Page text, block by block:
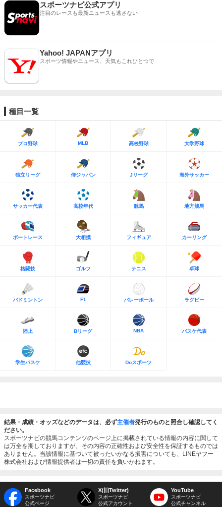
スポーツナビ公式アプリ
注目のレースも最新ニュースも逃さない
Yahoo! JAPANアプリ
スポーツ情報やニュース、天気もこれひとつで
種目一覧
プロ野球 MLB 高校野球 大学野球
独立リーグ 侍ジャパン Jリーグ 海外サッカー
サッカー代表 高校年代 競馬 地方競馬
ボートレース 大相撲 フィギュア カーリング
格闘技 ゴルフ テニス 卓球
バドミントン F1 バレーボール ラグビー
陸上 Bリーグ NBA バスケ代表
学生バスケ 他競技 Doスポーツ
結果・成績・オッズなどのデータは、必ず主催者発行のものと照合し確認してく
ださい。
スポーツナビの競馬コンテンツのページ上に掲載されている情報の内容に関して
は万全を期しておりますが、その内容の正確性および安全性を保証するものでは
ありません。当該情報に基づいて被ったいかなる損害についても、LINEヤフー
株式会社および情報提供者は一切の責任を負いかねます。
Facebook
スポーツナビ
公式ページ
X(旧Twitter)
スポーツナビ
公式アカウント
YouTube
スポーツナビ
公式チャンネル